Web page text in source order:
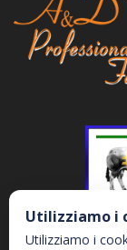
Utilizziamo i
Utilizziamo i